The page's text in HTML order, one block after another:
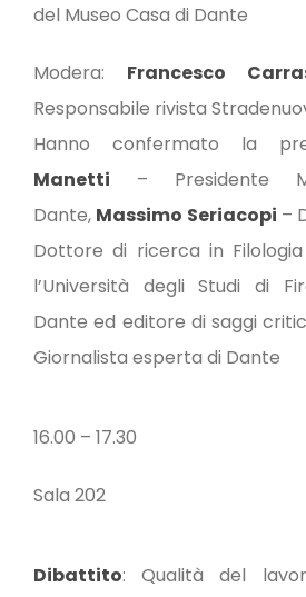
del Museo Casa di Dante
Modera: Francesco
Responsabile rivista
Hanno confermato la
Manetti – Presidente
Dante, Massimo Seriacopi –
Dottore di ricerca in
l’Università degli Studi di
Dante ed editore di saggi
Giornalista esperta di Dante
16.00 – 17.30
Sala 202
Dibattito: Qualità del